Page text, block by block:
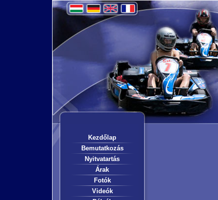
Kezdőlap
Bemutatkozás
Nyitvatartás
Árak
Fotók
Videók